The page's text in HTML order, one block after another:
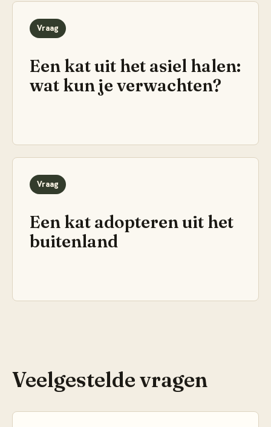
Vraag
Een kat uit het asiel halen:
wat kun je verwachten?
Vraag
Een kat adopteren uit het
buitenland
Veelgestelde vragen